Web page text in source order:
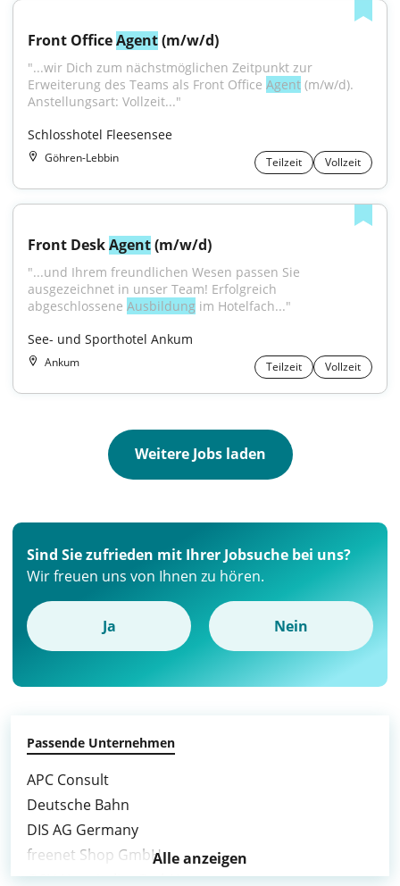
Front Office Agent (m/w/d)
"...wir Dich zum nächstmöglichen Zeitpunkt zur
Erweiterung des Teams als Front Office Agent (m/w/d).
Anstellungsart: Vollzeit..."
Schlosshotel Fleesensee
Göhren-Lebbin Teilzeit Vollzeit
Front Desk Agent (m/w/d)
"...und Ihrem freundlichen Wesen passen Sie
ausgezeichnet in unser Team! Erfolgreich
abgeschlossene Ausbildung im Hotelfach..."
See- und Sporthotel Ankum
Ankum Teilzeit Vollzeit
Weitere Jobs laden
Sind Sie zufrieden mit Ihrer Jobsuche bei uns?
Wir freuen uns von Ihnen zu hören.
Ja Nein
Passende Unternehmen
APC Consult
Deutsche Bahn
DIS AG Germany
freenet Shop GmbH
GCH Hospitality GmbH
Alle anzeigen